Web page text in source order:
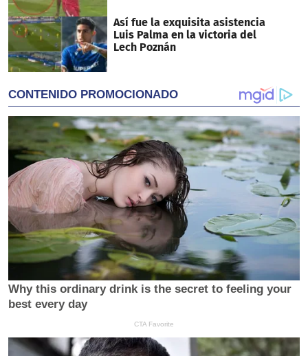
Así fue la exquisita asistencia
Luis Palma en la victoria del
Lech Poznán